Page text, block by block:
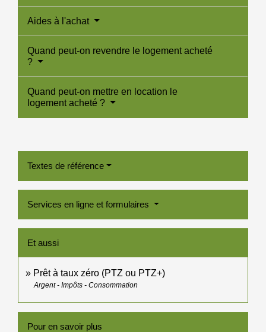
Aides à l'achat
Quand peut-on revendre le logement acheté
?
Quand peut-on mettre en location le
logement acheté ?
Textes de référence
Services en ligne et formulaires
Et aussi
Prêt à taux zéro (PTZ ou PTZ+)
Argent - Impôts - Consommation
Pour en savoir plus